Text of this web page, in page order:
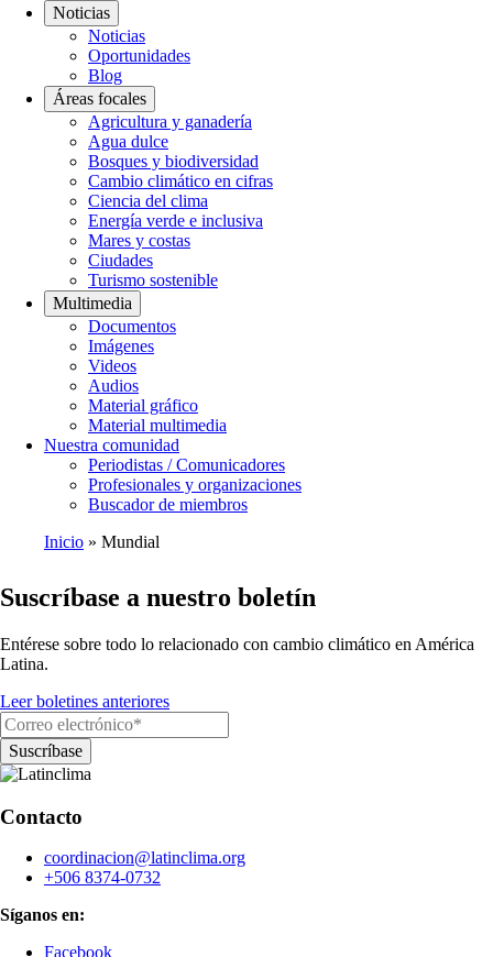
Noticias
Noticias
Oportunidades
Blog
Áreas focales
Agricultura y ganadería
Agua dulce
Bosques y biodiversidad
Cambio climático en cifras
Ciencia del clima
Energía verde e inclusiva
Mares y costas
Ciudades
Turismo sostenible
Multimedia
Documentos
Imágenes
Videos
Audios
Material gráfico
Material multimedia
Nuestra comunidad
Periodistas / Comunicadores
Profesionales y organizaciones
Buscador de miembros
de
Inicio Mundial
Suscríbase a nuestro boletín
Entérese sobre todo lo relacionado con cambio climático en América
Latina.
Leer boletines anteriores
Contacto
coordinacion@latinclima.org
+506 8374-0732
Síganos en:
Facebook